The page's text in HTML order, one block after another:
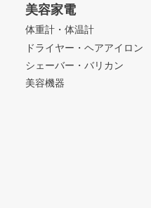
美容家電
体重計・体温計
ドライヤー・ヘアアイロン
シェーバー・バリカン
美容機器